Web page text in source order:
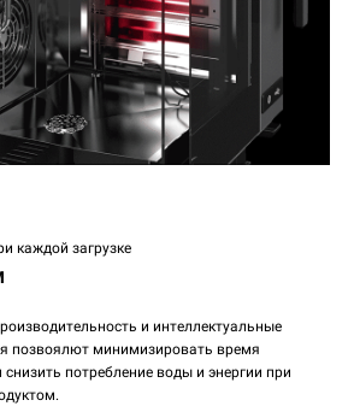
каждой загрузке
и интеллектуальные
позвоялют минимизировать время
потребление воды и энергии при